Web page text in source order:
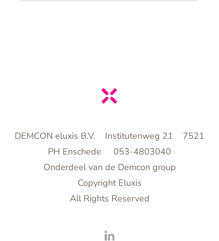
DEMCON eluxis B.V. Institutenweg 21 7521
PH Enschede 053-4803040
Onderdeel van de Demcon group
Copyright Eluxis
All Rights Reserved